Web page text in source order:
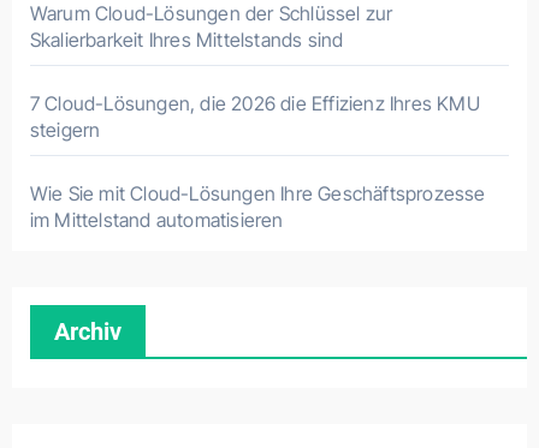
Warum Cloud-Lösungen der Schlüssel zur
Skalierbarkeit Ihres Mittelstands sind
7 Cloud-Lösungen, die 2026 die Effizienz Ihres KMU
steigern
Wie Sie mit Cloud-Lösungen Ihre Geschäftsprozesse
im Mittelstand automatisieren
Archiv